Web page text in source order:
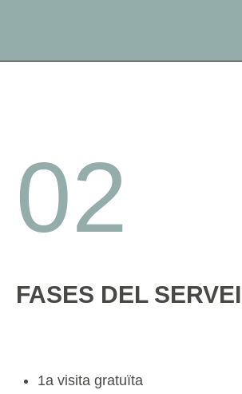
02
FASES DEL SERVEI
1a visita gratuïta